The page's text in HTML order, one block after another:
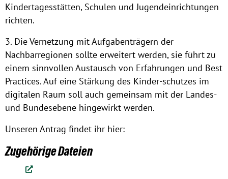
Kindertagesstätten, Schulen und Jugendeinrichtungen
richten.
3. Die Vernetzung mit Aufgabenträgern der
Nachbarregionen sollte erweitert werden, sie führt zu
einem sinnvollen Austausch von Erfahrungen und Best
Practices. Auf eine Stärkung des Kinder-schutzes im
digitalen Raum soll auch gemeinsam mit der Landes-
und Bundesebene hingewirkt werden.
Unseren Antrag findet ihr hier:
Zugehörige Dateien